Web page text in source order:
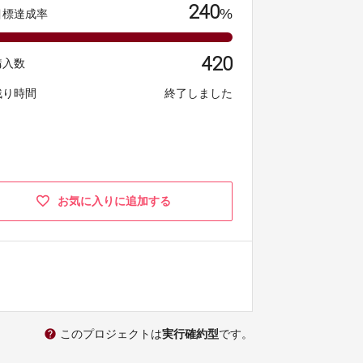
標達成率 240%
入数 420
時間 終了しました
お気に入りに追加する
help このプロジェクトは実行確約型です。